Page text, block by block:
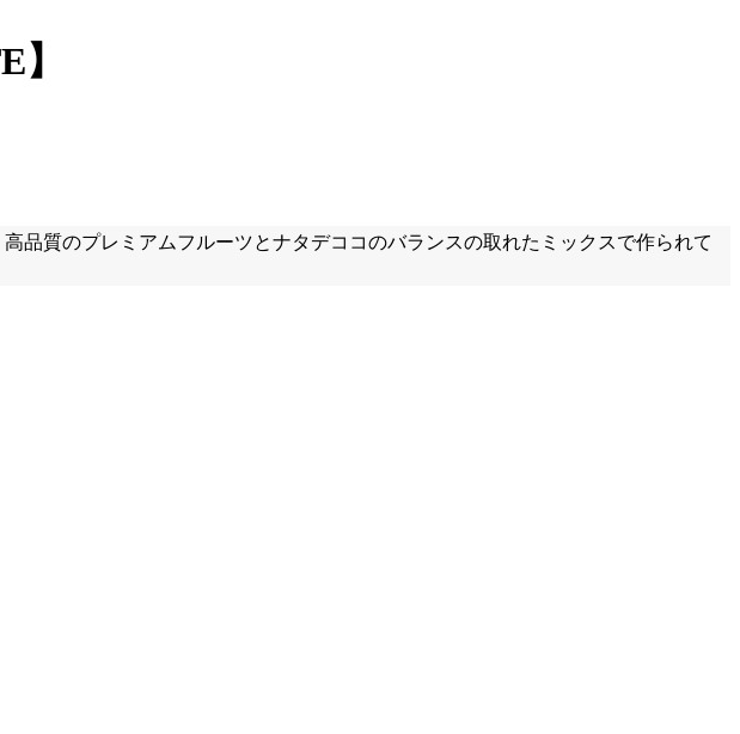
品質のプレミアムフルーツとナタデココのバランスの取れたミックスで作られて